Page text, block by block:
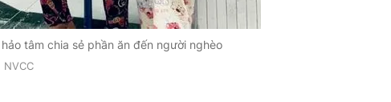
tâm chia sẻ phần ăn đến người nghèo
NVCC